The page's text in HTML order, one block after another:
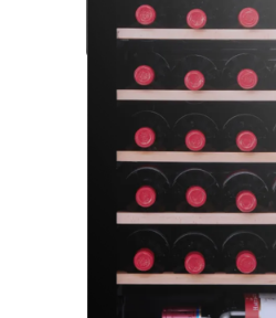
Robot de bucătărie
Sandwich maker
Dispozitive smart home